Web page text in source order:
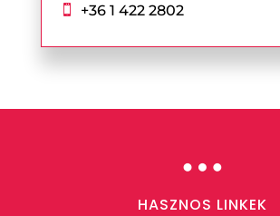
 +36 1 422 2802
…
HASZNOS LINKEK